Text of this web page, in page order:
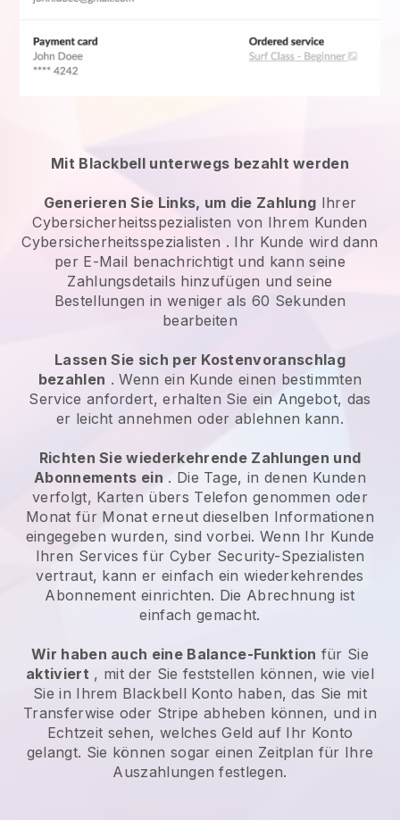
Mit Blackbell unterwegs bezahlt werden
Generieren Sie Links, um die Zahlung Ihrer
Cybersicherheitsspezialisten von Ihrem Kunden
Cybersicherheitsspezialisten . Ihr Kunde wird dann
per E-Mail benachrichtigt und kann seine
Zahlungsdetails hinzufügen und seine
Bestellungen in weniger als 60 Sekunden
bearbeiten
Lassen Sie sich per Kostenvoranschlag
bezahlen . Wenn ein Kunde einen bestimmten
Service anfordert, erhalten Sie ein Angebot, das
er leicht annehmen oder ablehnen kann.
Richten Sie wiederkehrende Zahlungen und
Abonnements ein . Die Tage, in denen Kunden
verfolgt, Karten übers Telefon genommen oder
Monat für Monat erneut dieselben Informationen
eingegeben wurden, sind vorbei. Wenn Ihr Kunde
Ihren Services für Cyber Security-Spezialisten
vertraut, kann er einfach ein wiederkehrendes
Abonnement einrichten. Die Abrechnung ist
einfach gemacht.
Wir haben auch eine Balance-Funktion für Sie
aktiviert , mit der Sie feststellen können, wie viel
Sie in Ihrem Blackbell Konto haben, das Sie mit
Transferwise oder Stripe abheben können, und in
Echtzeit sehen, welches Geld auf Ihr Konto
gelangt. Sie können sogar einen Zeitplan für Ihre
Auszahlungen festlegen.